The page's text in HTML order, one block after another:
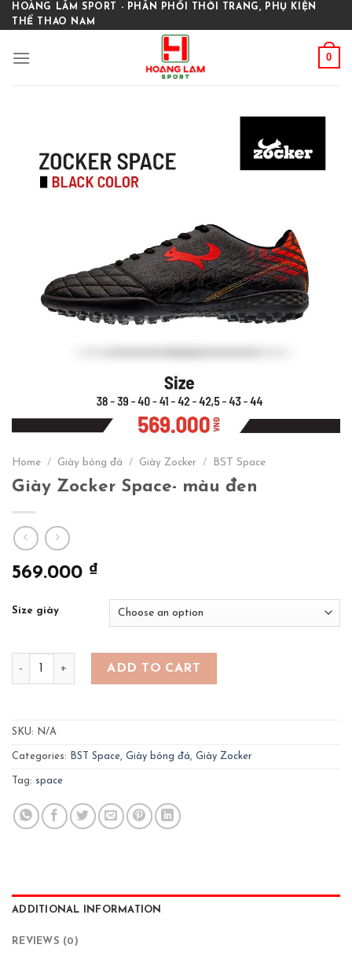
Skip
to
HOÀNG LÂM SPORT - PHÂN PHỐI THỜI TRANG, PHỤ KIỆN
THỂ THAO NAM
0
Home / Giày bóng đá / Giày Zocker / BST Space
Giày Zocker Space- màu đen
569.000 ₫
Size giày
Giày Zocker Space- màu đen quantity
ADD TO CART
SKU: N/A
Categories: BST Space, Giày bóng đá, Giày Zocker
Tag: space
ADDITIONAL INFORMATION
REVIEWS (0)